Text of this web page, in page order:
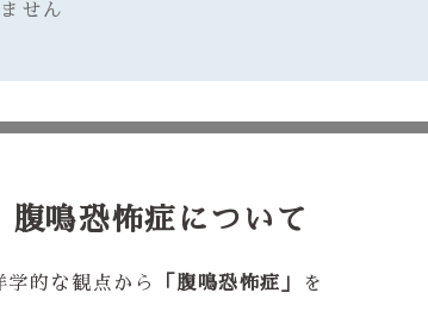
せん
腹鳴恐怖症について
的な観点から 「腹鳴恐怖症」 を